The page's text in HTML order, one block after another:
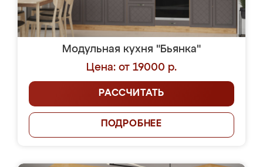
Модульная кухня "Бьянка"
Цена: от 19000 р.
РАССЧИТАТЬ
ПОДРОБНЕЕ